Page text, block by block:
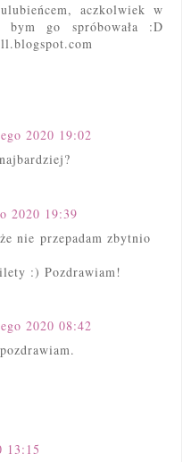
aczkolwiek w
bym go spróbowała :D
2020 19:02
2020 19:39
nie przepadam zbytnio
:) Pozdrawiam!
2020 08:42
13:15